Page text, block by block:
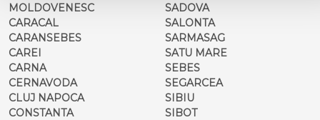
MOLDOVENESC
CARACAL
CARANSEBES
CAREI
CARNA
CERNAVODA
CLUJ NAPOCA
CONSTANTA
SADOVA
SALONTA
SARMASAG
SATU MARE
SEBES
SEGARCEA
SIBIU
SIBOT